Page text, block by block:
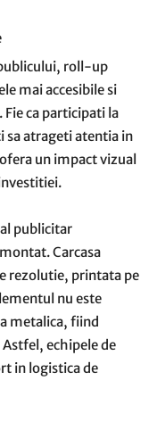
roll-up
mai accesibile si
ca participati la
atrageti atentia in
un impact vizual
publicitar
Carcasa
rezolutie, printata pe
nu este
metalica, fiind
echipele de
in logistica de